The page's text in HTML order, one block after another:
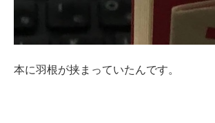
本に羽根が挟まっていたんです。